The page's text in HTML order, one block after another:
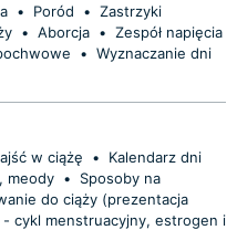
• Poród • Zastrzyki
• Aborcja • Zespół napięcia
• Wyznaczanie dni
w ciążę •
Kalendarz dni
meody •
Sposoby na
do ciąży (prezentacja
- cykl menstruacyjny, estrogen i